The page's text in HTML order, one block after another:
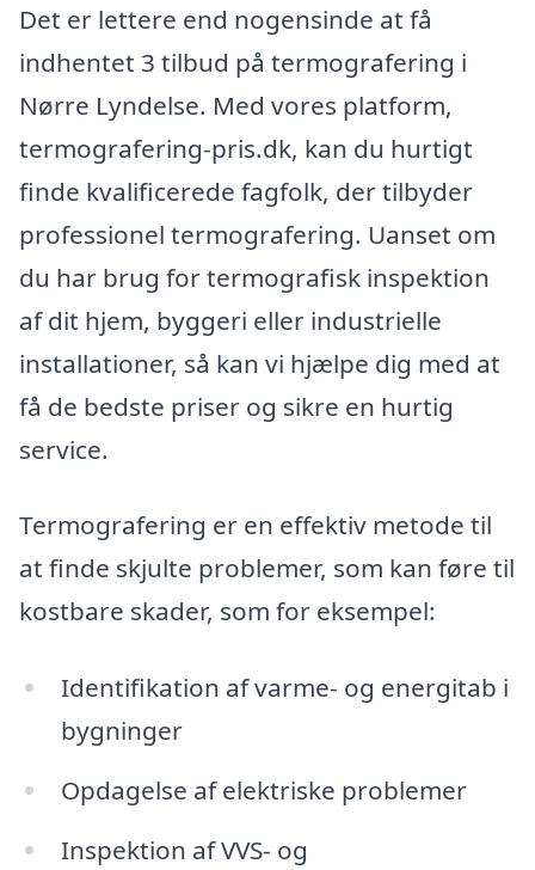
Det er lettere end nogensinde at få
indhentet 3 tilbud på termografering i
Nørre Lyndelse. Med vores platform,
termografering-pris.dk, kan du hurtigt
finde kvalificerede fagfolk, der tilbyder
professionel termografering. Uanset om
du har brug for termografisk inspektion
af dit hjem, byggeri eller industrielle
installationer, så kan vi hjælpe dig med at
få de bedste priser og sikre en hurtig
service.
Termografering er en effektiv metode til
at finde skjulte problemer, som kan føre til
kostbare skader, som for eksempel:
Identifikation af varme- og energitab i
bygninger
Opdagelse af elektriske problemer
Inspektion af VVS- og